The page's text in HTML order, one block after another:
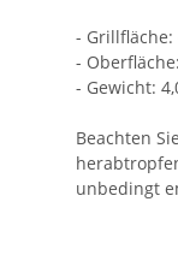
- Grillfläche:
-
- Gewicht:
Beachten
unbedingt